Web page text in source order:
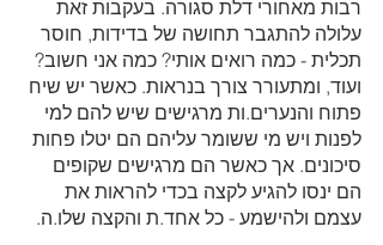
רבות מאחורי דלת סגורה. בעקבות זאת
עלולה להתגבר תחושה של בדידות, חוסר
תכלית - כמה רואים אותי? כמה אני חשוב?
ועוד, ומתעורר צורך בנראות. כאשר יש שיח
פתוח והנערים.ות מרגישים שיש להם למי
לפנות ויש מי ששומר עליהם הם יטלו פחות
סיכונים. אך כאשר הם מרגישים שקופים
הם ינסו להגיע לקצה בכדי להראות את
עצמם ולהישמע - כל אחד.ת והקצה שלו.ה.